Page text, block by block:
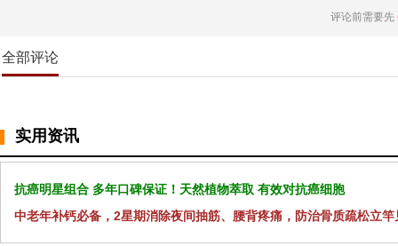
评论前需要先
全部评论
实用资讯
抗癌明星组合 多年口碑保证！天然植物萃取 有效对抗癌细胞
中老年补钙必备，2星期消除夜间抽筋、腰背疼痛，防治骨质疏松立竿